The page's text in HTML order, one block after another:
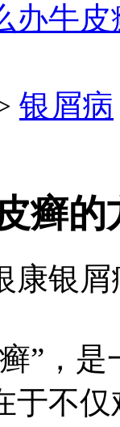
办牛皮
银屑病
癣的
康银
”，
于不